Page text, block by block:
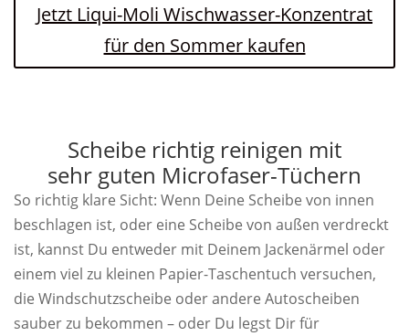
Jetzt Liqui-Moli Wischwasser-Konzentrat
für den Sommer kaufen
Scheibe richtig reinigen mit
sehr guten Microfaser-Tüchern
So richtig klare Sicht: Wenn Deine Scheibe von innen
beschlagen ist, oder eine Scheibe von außen verdreckt
ist, kannst Du entweder mit Deinem Jackenärmel oder
einem viel zu kleinen Papier-Taschentuch versuchen,
die Windschutzscheibe oder andere Autoscheiben
sauber zu bekommen – oder Du legst Dir für